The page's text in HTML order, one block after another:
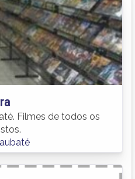
Filmes de todos os